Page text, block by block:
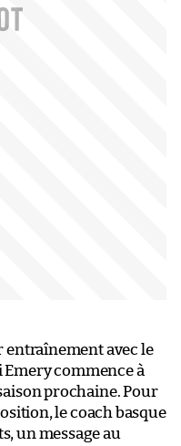
entraînement avec le
Emery commence à
prochaine. Pour
le coach basque
un message au